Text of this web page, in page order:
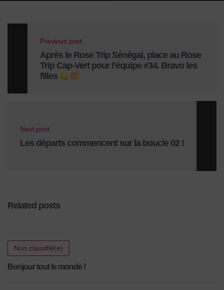
Previous post
Après le Rose Trip Sénégal, place au Rose
Trip Cap-Vert pour l’équipe #34. Bravo les
filles
Next post
Les départs commencent sur la boucle 02 !
Related posts
Non classifié(e)
Bonjour tout le monde !